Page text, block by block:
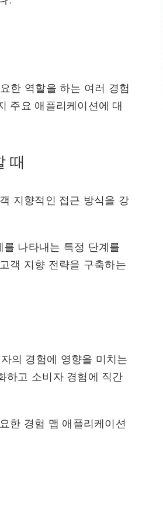
한 역할을 하는 여러 경험
주요 애플리케이션에 대
때
지향적인 접근 방식을 강
나타내는 특정 단계를
객 지향 전략을 구축하는
의 경험에 영향을 미치는
하고 소비자 경험에 직간
한 경험 맵 애플리케이션